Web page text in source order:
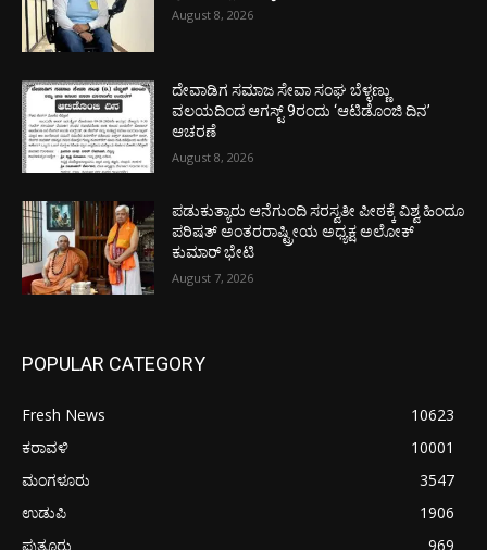
August 8, 2026
ದೇವಾಡಿಗ ಸಮಾಜ ಸೇವಾ ಸಂಘ ಬೆಳ್ಳಣ್ಣು
ವಲಯದಿಂದ ಆಗಸ್ಟ್ 9ರಂದು ‘ಆಟಿಡೊಂಜಿ ದಿನ’
ಆಚರಣೆ
August 8, 2026
ಪಡುಕುತ್ಯಾರು ಆನೆಗುಂದಿ ಸರಸ್ವತೀ ಪೀಠಕ್ಕೆ ವಿಶ್ವ ಹಿಂದೂ
ಪರಿಷತ್ ಅಂತರರಾಷ್ಟ್ರೀಯ ಅಧ್ಯಕ್ಷ ಅಲೋಕ್
ಕುಮಾರ್ ಭೇಟಿ
August 7, 2026
POPULAR CATEGORY
Fresh News
10623
ಕರಾವಳಿ
10001
ಮಂಗಳೂರು
3547
ಉಡುಪಿ
1906
ಪುತ್ತೂರು
969